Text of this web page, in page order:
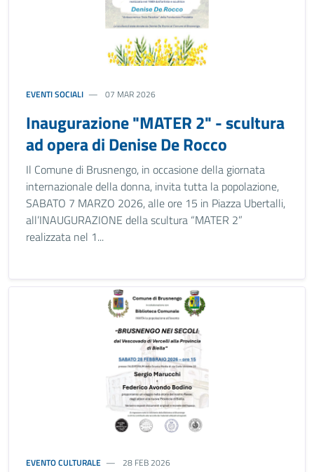
EVENTI SOCIALI 07 MAR 2026
Inaugurazione "MATER 2" - scultura
ad opera di Denise De Rocco
Il Comune di Brusnengo, in occasione della giornata
internazionale della donna, invita tutta la popolazione,
SABATO 7 MARZO 2026, alle ore 15 in Piazza Ubertalli,
all’INAUGURAZIONE della scultura “MATER 2”
realizzata nel 1...
EVENTO CULTURALE 28 FEB 2026